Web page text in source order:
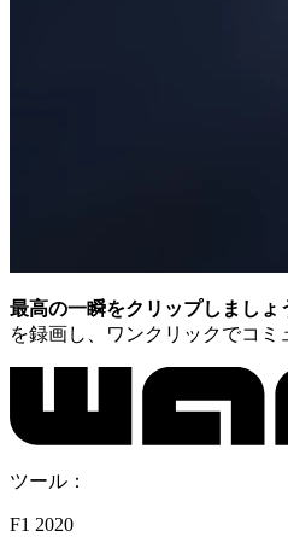
最高の一瞬をクリップしましょ
を録画し、ワンクリックでコミ
ツール：
F1 2020